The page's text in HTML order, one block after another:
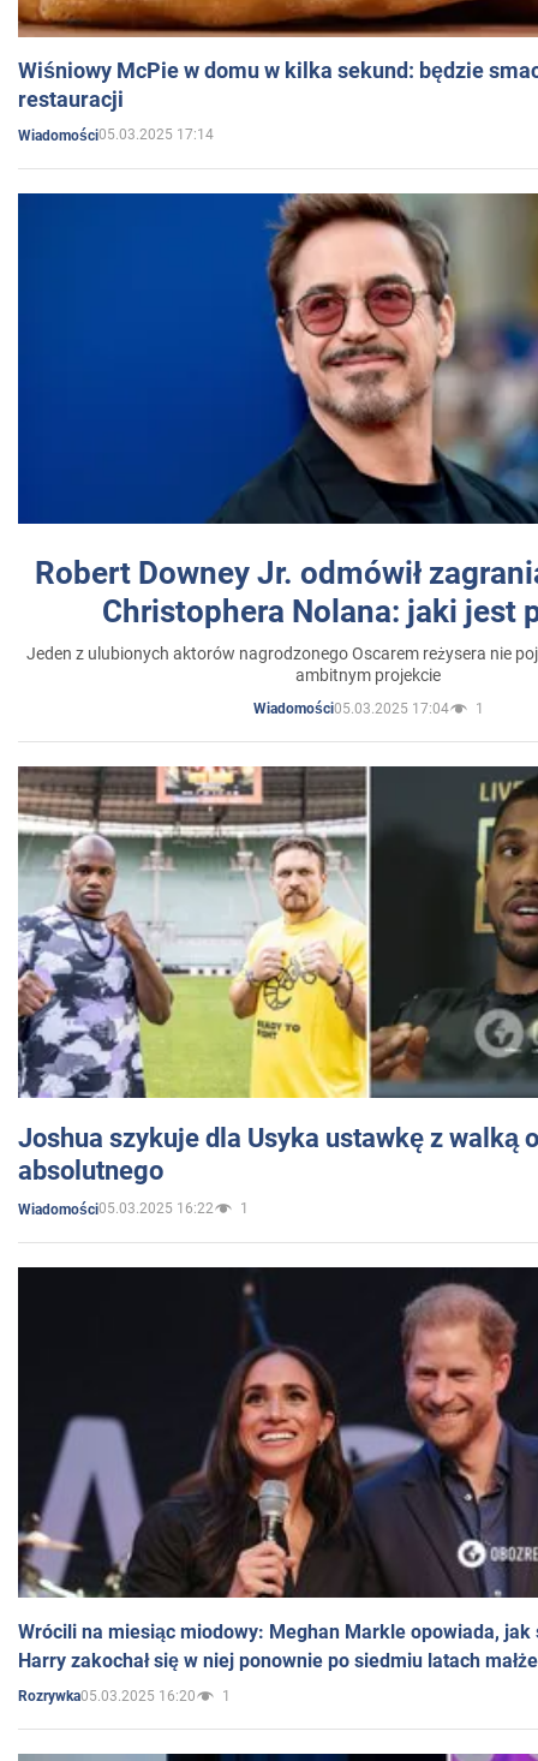
Wiśniowy McPie w domu w kilka sekund: będzie
restauracji
Wiadomości05.03.2025 17:14
Robert Downey Jr. odmówił
Christophera Nolana: jaki jest
Jeden z ulubionych aktorów nagrodzonego Oscarem reżysera nie
ambitnym projekcie
Wiadomości05.03.2025 17:04 1
Joshua szykuje dla Usyka ustawkę z walką
absolutnego
Wiadomości05.03.2025 16:22 1
Wrócili na miesiąc miodowy: Meghan Markle opowiada, jak
Harry zakochał się w niej ponownie po siedmiu latach
Rozrywka05.03.2025 16:20 1